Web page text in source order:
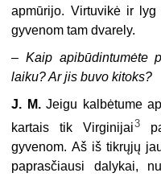
apmūrijo. Virtuvikė ir
gyvenom tam dvarely.
–Kaip apibūdintumėte
laiku? Ar jis buvo kitoks?
J. M.Jeigu kalbėtume
kartais tik Virginijai3
gyvenom. Aš iš tikrųjų
paprasčiausi dalykai,